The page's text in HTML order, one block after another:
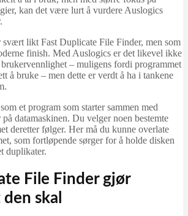
kan det være lurt å vurdere Auslogics
svært likt Fast Duplicate File Finder, men som
finish. Med Auslogics er det likevel ikke
– muligens fordi programmet
å bruke – men dette er verdt å ha i tankene
et program som starter sammen med
datamaskinen. Du velger noen bestemte
deretter følger. Her må du kunne overlate
som fortløpende sørger for å holde disken
duplikater.
File Finder gjør
skal